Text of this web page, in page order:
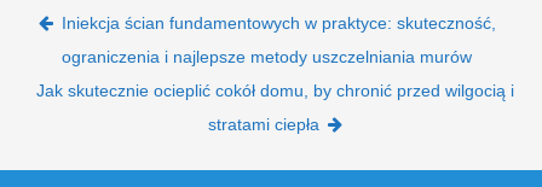
Post navigation
Iniekcja ścian fundamentowych w praktyce: skuteczność,
ograniczenia i najlepsze metody uszczelniania murów
Jak skutecznie ocieplić cokół domu, by chronić przed wilgocią i
stratami ciepła